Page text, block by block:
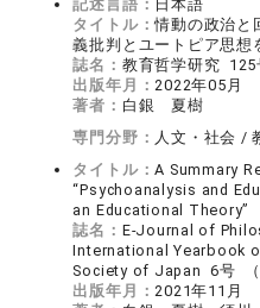
記述言語： 日本語
タイトル：情動の政治と
義批判とユートピア思想
誌名： 教育哲学研究 125
出版年月：2022年05月
著者： 白銀 夏樹
専門分野： 人文・社会 /
タイトル：A Summary
“Psychoanalysis and
an Educational Theory”
誌名： E-Journal of
International Yearbook
Society of Japan 6号 （
出版年月：2021年11月